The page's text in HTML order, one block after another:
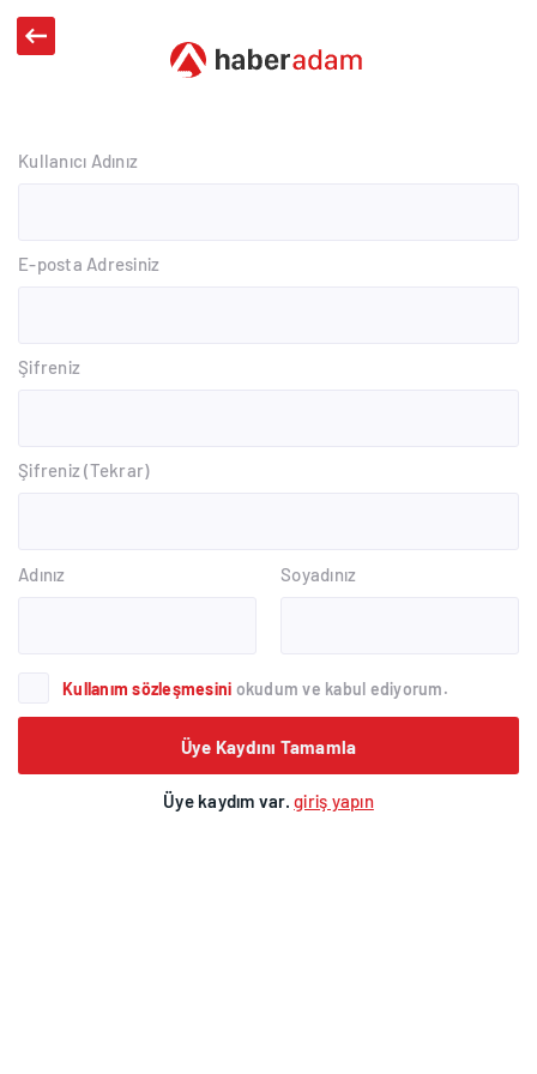
Kullanıcı Adınız
E-posta Adresiniz
Şifreniz
Şifreniz (Tekrar)
Adınız Soyadınız
Kullanım sözleşmesini okudum ve kabul ediyorum.
Üye Kaydını Tamamla
Üye kaydım var. giriş yapın